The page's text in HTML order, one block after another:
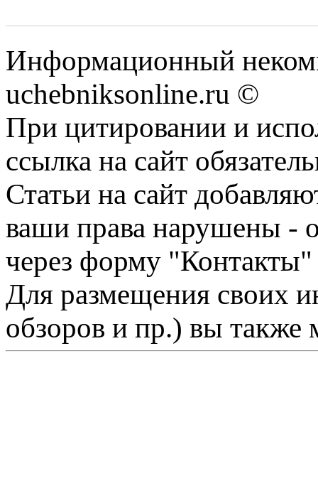
Информационный
uchebniksonline.ru ©
При цитировании и
ссылка на сайт
Статьи на сайт
ваши права нарушены -
через форму "Контакты"
Для размещения своих
обзоров и пр.) вы также